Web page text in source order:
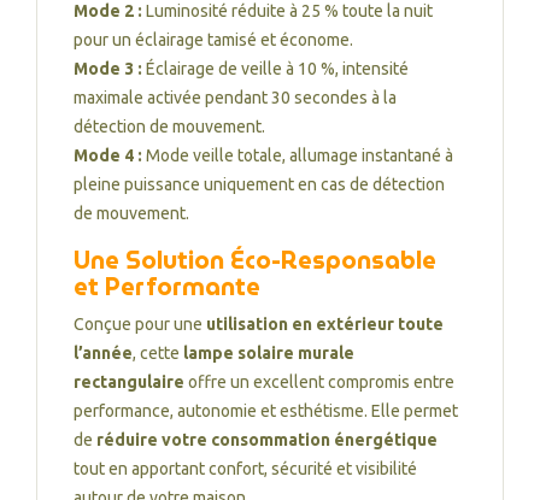
Mode 2 : Luminosité réduite à 25 % toute la nuit
pour un éclairage tamisé et économe.
Mode 3 : Éclairage de veille à 10 %, intensité
maximale activée pendant 30 secondes à la
détection de mouvement.
Mode 4 : Mode veille totale, allumage instantané à
pleine puissance uniquement en cas de détection
de mouvement.
Une Solution Éco-Responsable
et Performante
Conçue pour une utilisation en extérieur toute
l’année, cette lampe solaire murale
rectangulaire offre un excellent compromis entre
performance, autonomie et esthétisme. Elle permet
de réduire votre consommation énergétique
tout en apportant confort, sécurité et visibilité